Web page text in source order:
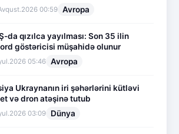
00:59 Avropa
da qızılca yayılması: Son 35 ilin
göstəricisi müşahidə olunur
05:46 Avropa
Ukraynanın iri şəhərlərini kütləvi
və dron atəşinə tutub
03:09 Dünya